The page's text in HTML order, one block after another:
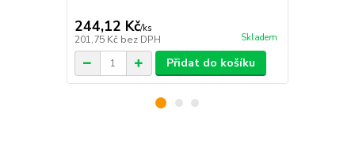
244,12 Kč/ks
201,75 Kč bez DPH Skladem
Přidat do košíku